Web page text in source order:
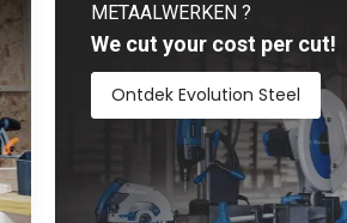
METAALWERKEN ?
We cut your cost per cut!
Ontdek Evolution Steel